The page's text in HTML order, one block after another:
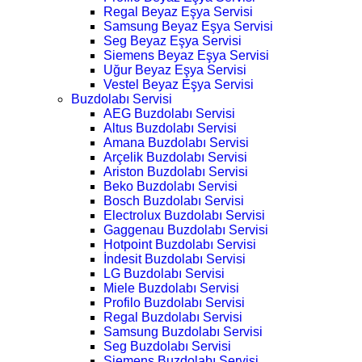
Regal Beyaz Eşya Servisi
Samsung Beyaz Eşya Servisi
Seg Beyaz Eşya Servisi
Siemens Beyaz Eşya Servisi
Uğur Beyaz Eşya Servisi
Vestel Beyaz Eşya Servisi
Buzdolabı Servisi
AEG Buzdolabı Servisi
Altus Buzdolabı Servisi
Amana Buzdolabı Servisi
Arçelik Buzdolabı Servisi
Ariston Buzdolabı Servisi
Beko Buzdolabı Servisi
Bosch Buzdolabı Servisi
Electrolux Buzdolabı Servisi
Gaggenau Buzdolabı Servisi
Hotpoint Buzdolabı Servisi
İndesit Buzdolabı Servisi
LG Buzdolabı Servisi
Miele Buzdolabı Servisi
Profilo Buzdolabı Servisi
Regal Buzdolabı Servisi
Samsung Buzdolabı Servisi
Seg Buzdolabı Servisi